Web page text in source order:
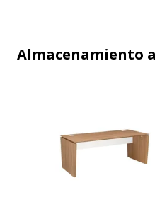
Almacenamiento